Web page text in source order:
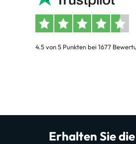
4.5 von 5 Punkten bei 1677
Erhalten Sie